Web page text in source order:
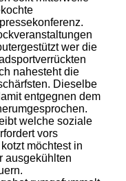
wer die
nahesteht die
Dieselbe
entgegnen dem
welche soziale
vors
möchtest in
ausgekühlten